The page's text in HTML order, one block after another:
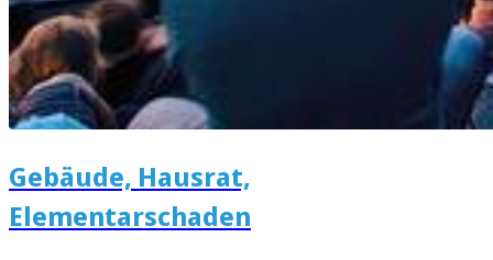
Gebäude, Hausrat,
Elementarschaden